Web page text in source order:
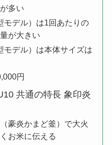
多い
モデル）は1回あたりの
が大きい
モデル）は本体サイズは
円
共通の特長 象印炎
豪炎かまど釜）で大火
お米に伝える